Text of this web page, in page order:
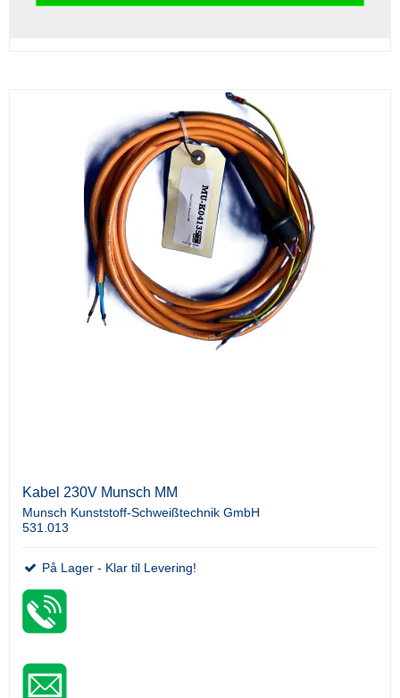
Kabel 230V Munsch MM
Munsch Kunststoff-Schweißtechnik GmbH
531.013
På Lager - Klar til Levering!